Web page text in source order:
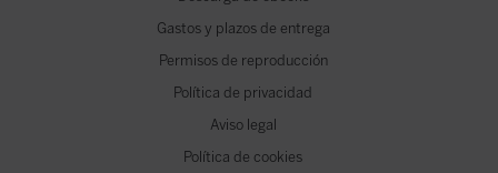
Gastos y plazos de entrega
Permisos de reproducción
Política de privacidad
Aviso legal
Política de cookies